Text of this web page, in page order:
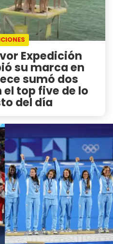
Expedición
su marca en
sumó dos
top five de lo
del día